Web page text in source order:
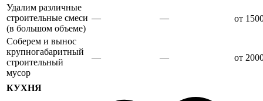
Удалим различные
строительные смеси
(в большом объеме)
— — от
Соберем и вынос
крупногабаритный
строительный
мусор
— — от
КУХНЯ